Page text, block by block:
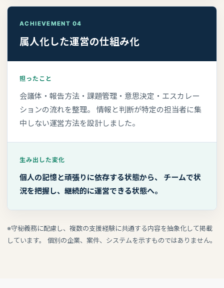
ACHIEVEMENT 04
属人化した運営の仕組み化
担ったこと
会議体・報告方法・課題管理・意思決定・エスカレー
ションの流れを整理。 情報と判断が特定の担当者に集
中しない運営方法を設計しました。
生み出した変化
個人の記憶と頑張りに依存する状態から、 チームで状
況を把握し、継続的に運営できる状態へ。
※守秘義務に配慮し、複数の支援経験に共通する内容を抽象化して掲載
しています。 個別の企業、案件、システムを示すものではありません。